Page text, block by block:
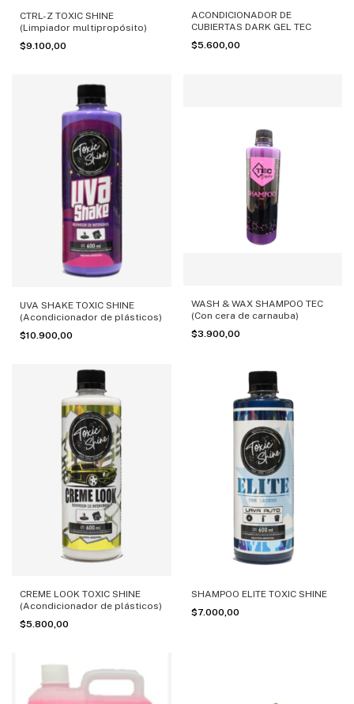
CTRL-Z TOXIC SHINE
(Limpiador multipropósito)
$9.100,00
ACONDICIONADOR DE
CUBIERTAS DARK GEL TEC
$5.600,00
UVA SHAKE TOXIC SHINE
(Acondicionador de plásticos)
$10.900,00
WASH & WAX SHAMPOO TEC
(Con cera de carnauba)
$3.900,00
CREME LOOK TOXIC SHINE
(Acondicionador de plásticos)
$5.800,00
SHAMPOO ELITE TOXIC SHINE
$7.000,00